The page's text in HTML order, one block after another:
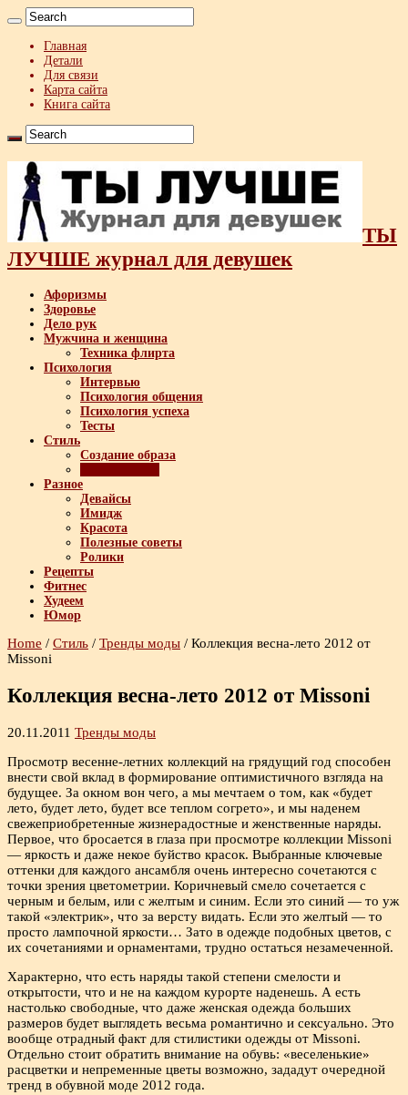
Главная
Детали
Для связи
Карта сайта
Книга сайта
ТЫ
ЛУЧШЕ журнал для девушек
Афоризмы
Здоровье
Дело рук
Мужчина и женщина
Техника флирта
Психология
Интервью
Психология общения
Психология успеха
Тесты
Стиль
Создание образа
Разное
Девайсы
Имидж
Красота
Полезные советы
Ролики
Рецепты
Фитнес
Худеем
Юмор
Home / Стиль / Тренды моды / Коллекция весна-лето 2012 от
Missoni
Коллекция весна-лето 2012 от Missoni
20.11.2011 Тренды моды
Просмотр весенне-летних коллекций на грядущий год способен
внести свой вклад в формирование оптимистичного взгляда на
будущее. За окном вон чего, а мы мечтаем о том, как «будет
лето, будет лето, будет все теплом согрето», и мы наденем
свежеприобретенные жизнерадостные и женственные наряды.
Первое, что бросается в глаза при просмотре коллекции Missoni
— яркость и даже некое буйство красок. Выбранные ключевые
оттенки для каждого ансамбля очень интересно сочетаются с
точки зрения цветометрии. Коричневый смело сочетается с
черным и белым, или с желтым и синим. Если это синий — то уж
такой «электрик», что за версту видать. Если это желтый — то
просто лампочной яркости… Зато в одежде подобных цветов, с
их сочетаниями и орнаментами, трудно остаться незамеченной.
Характерно, что есть наряды такой степени смелости и
открытости, что и не на каждом курорте наденешь. А есть
настолько свободные, что даже женская одежда больших
размеров будет выглядеть весьма романтично и сексуально. Это
вообще отрадный факт для стилистики одежды от Missoni.
Отдельно стоит обратить внимание на обувь: «веселенькие»
расцветки и непременные цветы возможно, зададут очередной
тренд в обувной моде 2012 года.